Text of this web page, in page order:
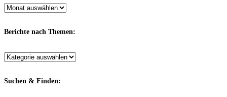
Archiv
Monaten:
Berichte nach Themen:
Berichte
Themen:
Suchen & Finden: